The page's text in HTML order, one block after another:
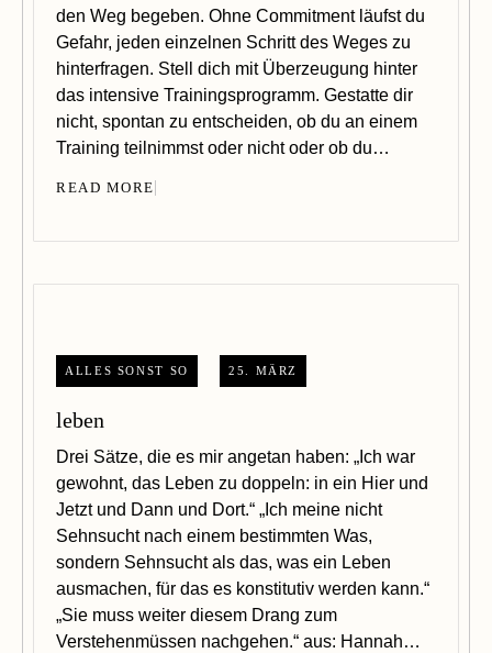
den Weg begeben. Ohne Commitment läufst du
Gefahr, jeden einzelnen Schritt des Weges zu
hinterfragen. Stell dich mit Überzeugung hinter
das intensive Trainingsprogramm. Gestatte dir
nicht, spontan zu entscheiden, ob du an einem
Training teilnimmst oder nicht oder ob du…
READ MORE
25. MÄRZ
ALLES SONST SO
leben
Drei Sätze, die es mir angetan haben: „Ich war
gewohnt, das Leben zu doppeln: in ein Hier und
Jetzt und Dann und Dort.“ „Ich meine nicht
Sehnsucht nach einem bestimmten Was,
sondern Sehnsucht als das, was ein Leben
ausmachen, für das es konstitutiv werden kann.“
„Sie muss weiter diesem Drang zum
Verstehenmüssen nachgehen.“ aus: Hannah…